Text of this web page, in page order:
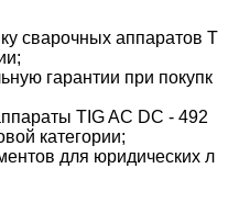
сварочных аппаратов T
гарантии при покупк
TIG AC DC - 492
категории;
для юридических л